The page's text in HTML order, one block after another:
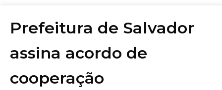
Prefeitura de Salvador
assina acordo de
cooperação